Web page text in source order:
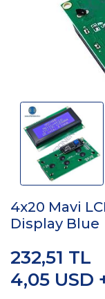
4x20 Mavi
Display Blue
4,05 USD
232,51 TL